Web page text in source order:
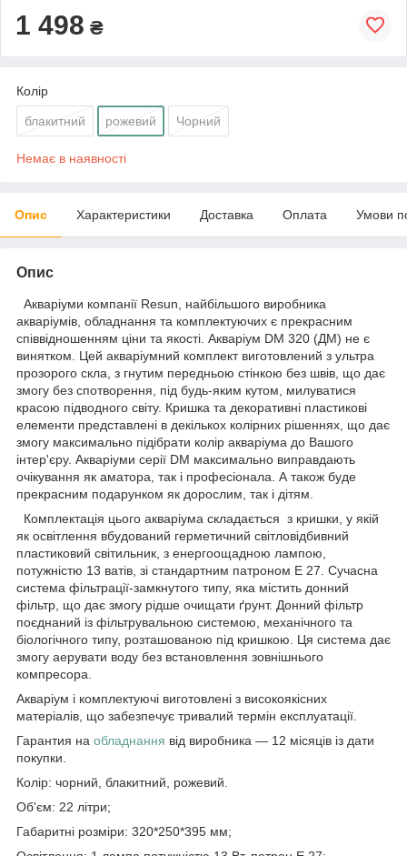
1 498 ₴
Колір
блакитний рожевий Чорний
Немає в наявності
Опис Характеристики Доставка Оплата Умови
Опис
Акваріуми компанії Resun, найбільшого виробника
акваріумів, обладнання та комплектуючих є прекрасним
співвідношенням ціни та якості. Акваріум DM 320 (ДМ) не є
винятком. Цей акваріумний комплект виготовлений з ультра
прозорого скла, з гнутим передньою стінкою без швів, що дає
змогу без спотворення, під будь-яким кутом, милуватися
красою підводного світу. Кришка та декоративні пластикові
елементи представлені в декількох колірних рішеннях, що дає
змогу максимально підібрати колір акваріума до Вашого
інтер'єру. Акваріуми серії DM максимально виправдають
очікування як аматора, так і професіонала. А також буде
прекрасним подарунком як дорослим, так і дітям.
Комплектація цього акваріума складається з кришки, у якій
як освітлення вбудований герметичний світловідбивний
пластиковий світильник, з енергоощадною лампою,
потужністю 13 ватів, зі стандартним патроном Е 27. Сучасна
система фільтрації-замкнутого типу, яка містить донний
фільтр, що дає змогу рідше очищати ґрунт. Донний фільтр
поєднаний із фільтрувальною системою, механічного та
біологічного типу, розташованою під кришкою. Ця система дає
змогу аерувати воду без встановлення зовнішнього
компресора.
Акваріум і комплектуючі виготовлені з високоякісних
матеріалів, що забезпечує тривалий термін експлуатації.
Гарантия на обладнання від виробника — 12 місяців із дати
покупки.
Колір: чорний, блакитний, рожевий.
Об'єм: 22 літри;
Габаритні розміри: 320*250*395 мм;